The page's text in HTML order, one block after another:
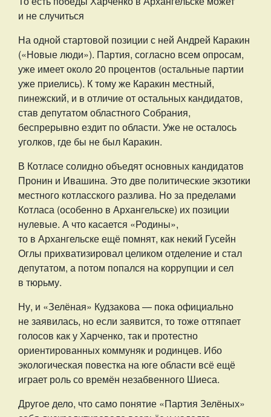
и не случиться
На одной стартовой позиции с ней Андрей Каракин
(«Новые люди»). Партия, согласно всем опросам,
уже имеет около 20 процентов (остальные партии
уже приелись). К тому же Каракин местный,
пинежский, и в отличие от остальных кандидатов,
став депутатом областного Собрания,
беспрерывно ездит по области. Уже не осталось
уголков, где бы не был Каракин.
В Котласе солидно объедят основных кандидатов
Пронин и Ивашина. Это две политические экзотики
местного котласского разлива. Но за пределами
Котласа (особенно в Архангельске) их позиции
нулевые. А что касается «Родины»,
то в Архангельске ещё помнят, как некий Гусейн
Оглы прихватизировал целиком отделение и стал
депутатом, а потом попался на коррупции и сел
в тюрьму.
Ну, и «Зелёная» Кудзакова — пока официально
не заявилась, но если заявится, то тоже оттяпает
голосов как у Харченко, так и протестно
ориентированных коммуняк и родинцев. Ибо
экологическая повестка на юге области всё ещё
играет роль со времён незабвенного Шиеса.
Другое дело, что само понятие «Партия Зелёных»